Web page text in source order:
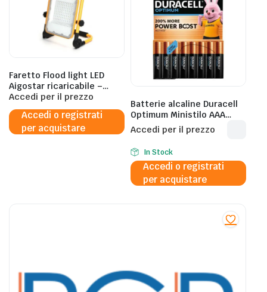
Faretto Flood light LED
Aigostar ricaricabile –
24,5×5,9xH.32,4 cm
B10203XVO
Accedi per il prezzo
Accedi o registrati
per acquistare
Batterie alcaline Duracell
Optimum Ministilo AAA
MN2400 mAh blister da 8 –
DU0036
Accedi per il prezzo
In Stock
Accedi o registrati
per acquistare